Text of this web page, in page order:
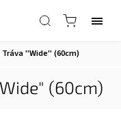
"Wide" (60cm)
(60cm)